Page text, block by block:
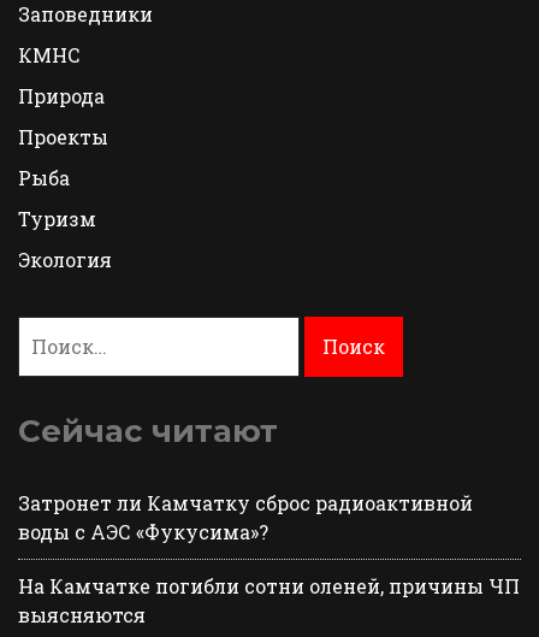
Заповедники
КМНС
Природа
Проекты
Рыба
Туризм
Экология
Сейчас читают
Затронет ли Камчатку сброс радиоактивной
воды с АЭС «Фукусима»?
На Камчатке погибли сотни оленей, причины ЧП
выясняются